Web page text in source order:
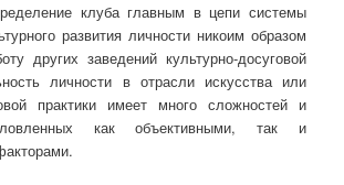
клуба главным в цепи системы
развития личности никоим образом
других заведений культурно-досуговой
личности в отрасли искусства или
практики имеет много сложностей и
как объективными, так и